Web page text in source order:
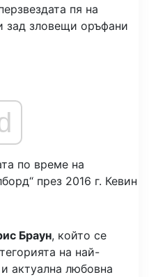
пя на
зад зловещи оръфани
по време на
през 2016 г. Кевин
Браун, който се
на най-
актуална любовна